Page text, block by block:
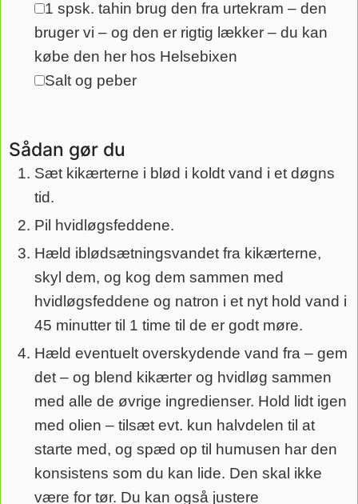
▢
1 spsk. tahin brug den fra urtekram – den
bruger vi – og den er rigtig lækker – du kan
købe den her hos Helsebixen
▢
Salt og peber
Sådan gør du
Sæt kikærterne i blød i koldt vand i et døgns
tid.
Pil hvidløgsfeddene.
Hæld iblødsætningsvandet fra kikærterne,
skyl dem, og kog dem sammen med
hvidløgsfeddene og natron i et nyt hold vand i
45 minutter til 1 time til de er godt møre.
Hæld eventuelt overskydende vand fra – gem
det – og blend kikærter og hvidløg sammen
med alle de øvrige ingredienser. Hold lidt igen
med olien – tilsæt evt. kun halvdelen til at
starte med, og spæd op til humusen har den
konsistens som du kan lide. Den skal ikke
være for tør. Du kan også justere